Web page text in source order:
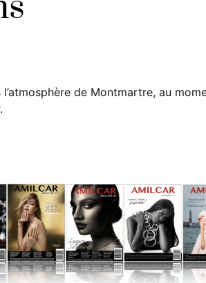
de Montmartre, au